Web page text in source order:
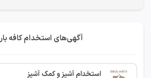
آگهی‌های استخدام کافه
استخدام آشپز و کمک آشپز